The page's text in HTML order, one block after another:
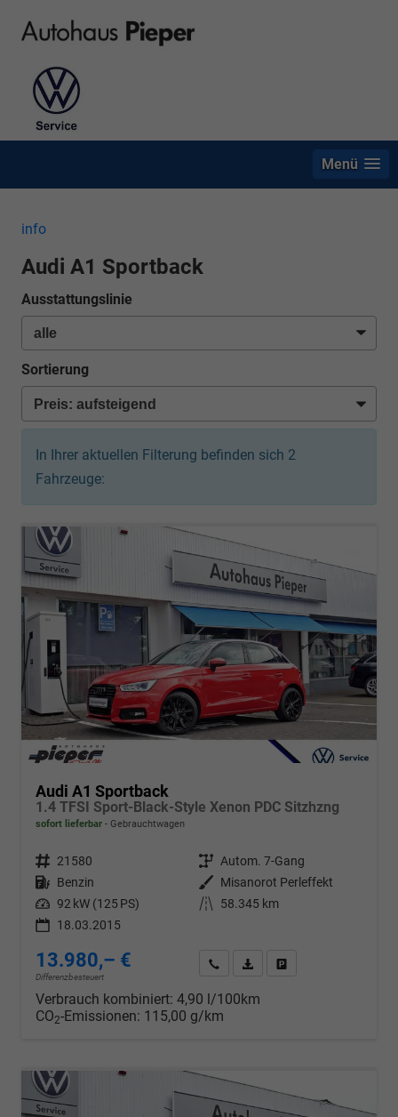
Menü
info
Audi A1 Sportback
Ausstattungslinie
Sortierung
In Ihrer aktuellen Filterung befinden sich 2
Fahrzeuge:
Audi A1 Sportback
1.4 TFSI Sport-Black-Style Xenon PDC Sitzhzng
sofort lieferbar Gebrauchtwagen
Fahrzeugnr. 21580 Getriebe Autom. 7-Gang
Kraftstoff Benzin Außenfarbe
Misanorot Perleffekt
Leistung 92 kW (125 PS) Kilometerstand
58.345 km
18.03.2015
13.980,– €
Differenzbesteuert
Wir rufen Sie anPDF-Datei, Fahrzeugexposé
Verbrauch kombiniert: 4,90 l/100km
CO2-Emissionen: 115,00 g/km